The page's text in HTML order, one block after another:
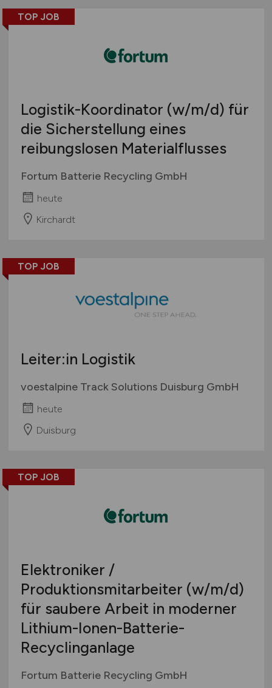
TOP JOB
Logistik-Koordinator (w/m/d) für
die Sicherstellung eines
reibungslosen Materialflusses
Fortum Batterie Recycling GmbH
heute
Kirchardt
TOP JOB
Leiter:in Logistik
voestalpine Track Solutions Duisburg GmbH
heute
Duisburg
TOP JOB
Elektroniker /
Produktionsmitarbeiter (w/m/d)
für saubere Arbeit in moderner
Lithium-Ionen-Batterie-
Recyclinganlage
Fortum Batterie Recycling GmbH